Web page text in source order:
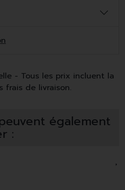
- Tous les prix incluent la
frais de livraison.
également
: